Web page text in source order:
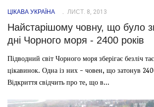
ЦІКАВА УКРАЇНА ЛИСТ. 8, 2013
Найстарішому човну, що було
дні Чорного моря - 2400 років
Підводний світ Чорного моря зберігає безліч
цікавинок. Одна із них - човен, що затонув
Відкриття свідчить про те, що в...